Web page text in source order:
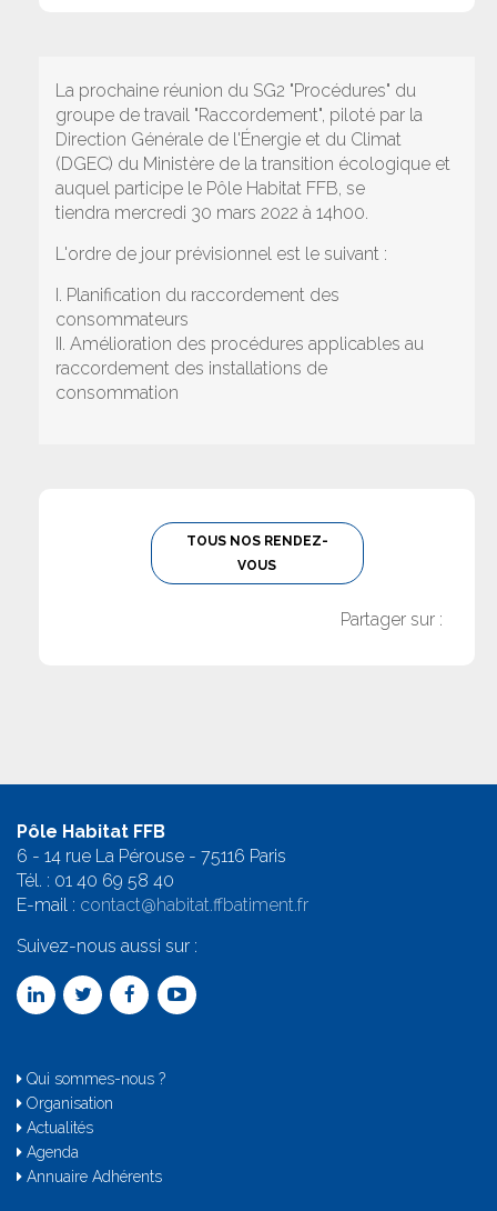
La prochaine réunion du SG2 "Procédures" du
groupe de travail "Raccordement", piloté par la
Direction Générale de l'Énergie et du Climat
(DGEC) du Ministère de la transition écologique et
auquel participe le Pôle Habitat FFB, se
tiendra mercredi 30 mars 2022 à 14h00.
L'ordre de jour prévisionnel est le suivant :
I. Planification du raccordement des
consommateurs
II. Amélioration des procédures applicables au
raccordement des installations de
consommation
TOUS NOS RENDEZ-
VOUS
Partager sur :
Pôle Habitat FFB
6 - 14 rue La Pérouse - 75116 Paris
Tél. : 01 40 69 58 40
E-mail : contact@habitat.ffbatiment.fr
Suivez-nous aussi sur :
Qui sommes-nous ?
Organisation
Actualités
Agenda
Annuaire Adhérents